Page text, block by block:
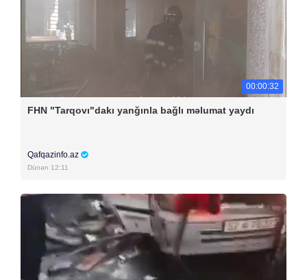
00:00:32
FHN "Tarqovı"dakı yanğınla bağlı məlumat yaydı
Qafqazinfo.az
Dünən 12:11